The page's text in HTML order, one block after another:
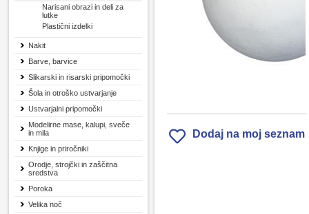
Narisani obrazi in deli za
lutke
Plastični izdelki
Nakit
Barve, barvice
Slikarski in risarski pripomočki
Šola in otroško ustvarjanje
Ustvarjalni pripomočki
Modelirne mase, kalupi, sveče
in mila
Knjige in priročniki
Orodje, strojčki in zaščitna
sredstva
Poroka
Velika noč
Dodaj na moj seznam